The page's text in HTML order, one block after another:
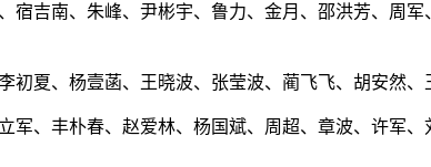
吉南、朱峰、尹彬宇、鲁力、金月、邵洪芳、周
夏、杨壹菡、王晓波、张莹波、蔺飞飞、胡安然
、丰朴春、赵爱林、杨国斌、周超、章波、许军